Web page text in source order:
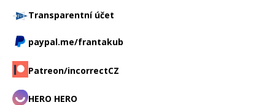
Transparentní účet
paypal.me/frantakub
Patreon/incorrectCZ
HERO HERO